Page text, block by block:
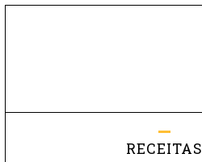
RECEITAS